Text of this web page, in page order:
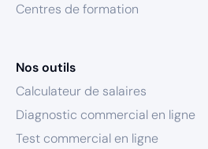
Centres de formation
Nos outils
Calculateur de salaires
Diagnostic commercial en ligne
Test commercial en ligne